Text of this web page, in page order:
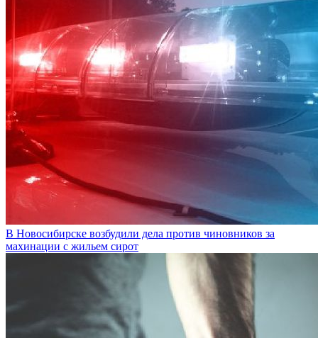
В Новосибирске возбудили дела против чиновников за
махинации с жильем сирот